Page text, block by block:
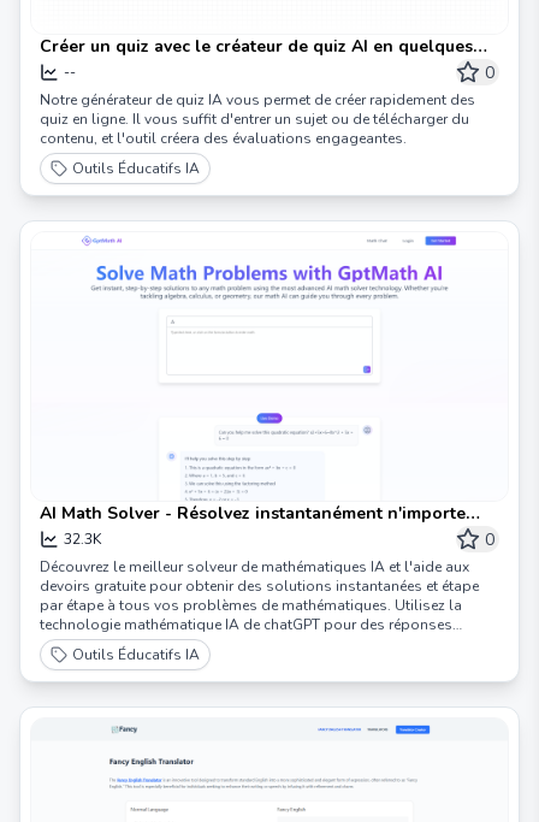
Créer un quiz avec le créateur de quiz AI en quelques
minutes
-- 0
Notre générateur de quiz IA vous permet de créer rapidement des
quiz en ligne. Il vous suffit d'entrer un sujet ou de télécharger du
contenu, et l'outil créera des évaluations engageantes.
Outils Éducatifs IA
AI Math Solver - Résolvez instantanément n'importe
quel problème mathématique avec GptMath AI
32.3K 0
Découvrez le meilleur solveur de mathématiques IA et l'aide aux
devoirs gratuite pour obtenir des solutions instantanées et étape
par étape à tous vos problèmes de mathématiques. Utilisez la
technologie mathématique IA de chatGPT pour des réponses
précises, de l'algèbre au calcul.
Outils Éducatifs IA